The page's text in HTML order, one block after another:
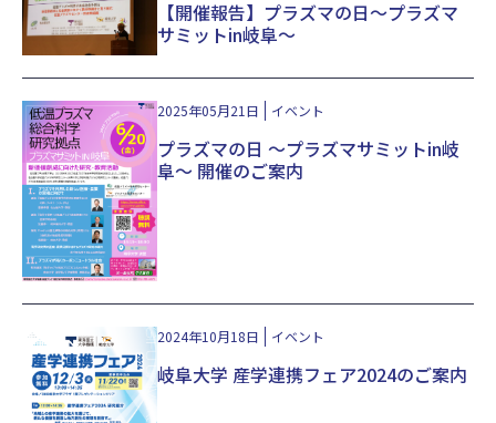
【開催報告】プラズマの日～プラズマ
サミットin岐阜～
2025年05月21日 イベント
プラズマの日 ～プラズマサミットin岐
阜～ 開催のご案内
2024年10月18日 イベント
岐阜大学 産学連携フェア2024のご案内